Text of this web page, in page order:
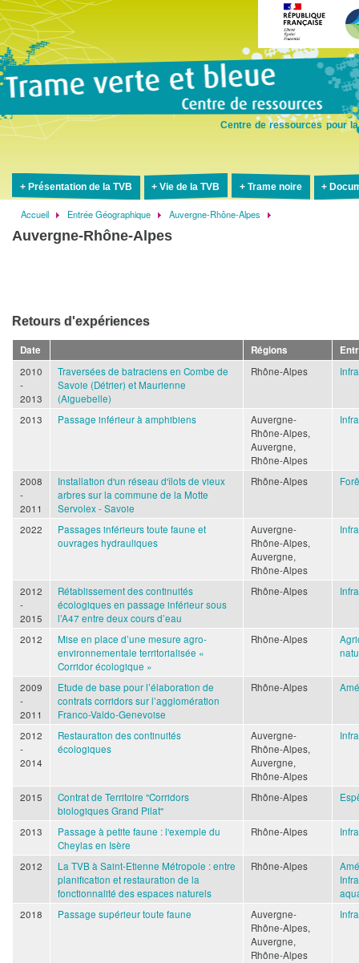
Centre de ressources pour
Présentation de la TVB Vie de la TVB Trame noire
Fil
d'Ariane
Accueil Entrée Géographique Auvergne-Rhône-Alpes
Auvergne-Rhône-Alpes
Retours d'expériences
Date Régions
2010
-
2013
Traversées de batraciens en Combe de
Savoie (Détrier) et Maurienne
(Aiguebelle)
Rhône-Alpes
2013 Passage inférieur à amphibiens
Auvergne-
Rhône-Alpes,
Auvergne,
Rhône-Alpes
2008
-
2011
Installation d'un réseau d'îlots de vieux
arbres sur la commune de la Motte
Servolex - Savoie
Rhône-Alpes
2022
Passages inférieurs toute faune et
ouvrages hydrauliques
Auvergne-
Rhône-Alpes,
Auvergne,
Rhône-Alpes
2012
-
2015
Rétablissement des continuités
écologiques en passage inférieur sous
l’A47 entre deux cours d’eau
Rhône-Alpes
2012
Mise en place d’une mesure agro-
environnementale territorialisée «
Corridor écologique »
Rhône-Alpes
2009
-
2011
Etude de base pour l’élaboration de
contrats corridors sur l’agglomération
Franco-Valdo-Genevoise
Rhône-Alpes
2012
-
2014
Restauration des continuités
écologiques
Auvergne-
Rhône-Alpes,
Auvergne,
Rhône-Alpes
2015
Contrat de Territoire "Corridors
biologiques Grand Pilat"
Rhône-Alpes
2013
Passage à petite faune : l'exemple du
Cheylas en Isère
Rhône-Alpes
2012
La TVB à Saint-Etienne Métropole : entre
planification et restauration de la
fonctionnalité des espaces naturels
Rhône-Alpes
2018
Passage supérieur toute faune
Auvergne-
Rhône-Alpes,
Auvergne,
Rhône-Alpes